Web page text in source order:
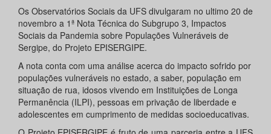
Os Observatórios Sociais da UFS divulgaram no ultimo 20 de
novembro a 1ª Nota Técnica do Subgrupo 3, Impactos
Sociais da Pandemia sobre Populações Vulneráveis de
Sergipe, do Projeto EPISERGIPE.
A nota conta com uma análise acerca do impacto sofrido por
populações vulneráveis no estado, a saber, população em
situação de rua, idosos vivendo em Instituições de Longa
Permanência (ILPI), pessoas em privação de liberdade e
adolescentes em cumprimento de medidas socioeducativas.